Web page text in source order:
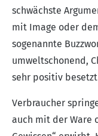
schwächste
mit Image oder
sogenannte
umweltschonend,
sehr positiv
Verbraucher
auch mit der Ware